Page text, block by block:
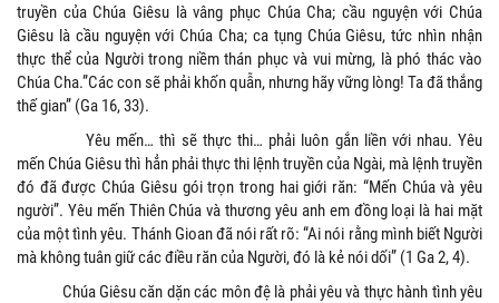
truyền của Chúa Giêsu là vâng phục Chúa Cha; cầu nguyện với Chúa
Giêsu là cầu nguyện với Chúa Cha; ca tụng Chúa Giêsu, tức nhìn nhận
thực thể của Người trong niềm thán phục và vui mừng, là phó thác vào
Chúa Cha.”Các con sẽ phải khốn quẫn, nhưng hãy vững lòng! Ta đã thắng
thế gian” (Ga 16, 33).
Yêu mến… thì sẽ thực thi… phải luôn gắn liền với nhau. Yêu
mến Chúa Giêsu thì hẳn phải thực thi lệnh truyền của Ngài, mà lệnh truyền
đó đã được Chúa Giêsu gói trọn trong hai giới răn: “Mến Chúa và yêu
người”. Yêu mến Thiên Chúa và thương yêu anh em đồng loại là hai mặt
của một tình yêu. Thánh Gioan đã nói rất rõ: “Ai nói rằng mình biết Người
mà không tuân giữ các điều răn của Người, đó là kẻ nói dối” (1 Ga 2, 4).
Chúa Giêsu căn dặn các môn đệ là phải yêu và thực hành tình yêu